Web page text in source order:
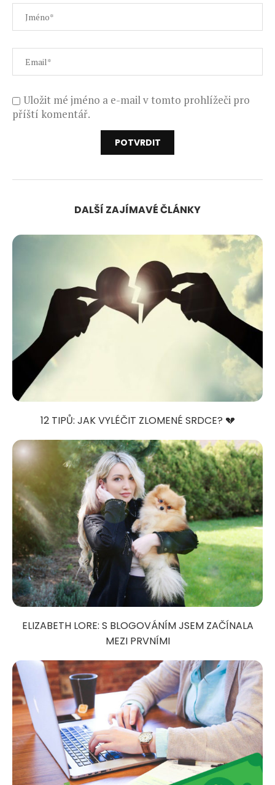
Uložit mé jméno a e-mail v tomto prohlížeči pro
příští komentář.
DALŠÍ ZAJÍMAVÉ ČLÁNKY
12 TIPŮ: JAK VYLÉČIT ZLOMENÉ SRDCE? 💔
ELIZABETH LORE: S BLOGOVÁNÍM JSEM ZAČÍNALA
MEZI PRVNÍMI